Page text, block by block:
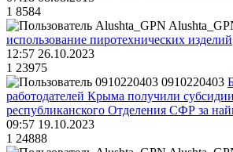
1 8584
использование пиротехнических изделий
12:57 26.10.2023
1 23975
0910220403
работодателей Крыма получили
республиканского Отделения СФР за
09:57 19.10.2023
1 24888